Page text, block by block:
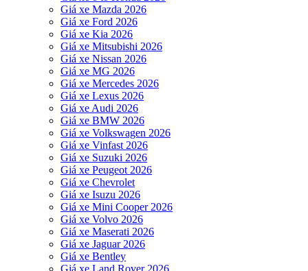
Giá xe Mazda 2026
Giá xe Ford 2026
Giá xe Kia 2026
Giá xe Mitsubishi 2026
Giá xe Nissan 2026
Giá xe MG 2026
Giá xe Mercedes 2026
Giá xe Lexus 2026
Giá xe Audi 2026
Giá xe BMW 2026
Giá xe Volkswagen 2026
Giá xe Vinfast 2026
Giá xe Suzuki 2026
Giá xe Peugeot 2026
Giá xe Chevrolet
Giá xe Isuzu 2026
Giá xe Mini Cooper 2026
Giá xe Volvo 2026
Giá xe Maserati 2026
Giá xe Jaguar 2026
Giá xe Bentley
Giá xe Land Rover 2026